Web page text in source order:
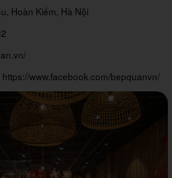
Hoàn Kiếm, Hà Nội
https://www.facebook.com/bepquanvn/